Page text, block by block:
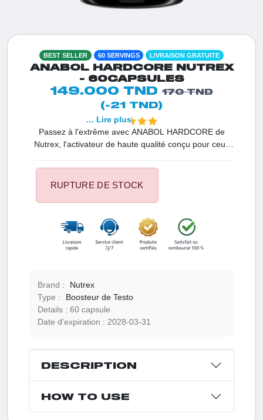
BEST SELLER 60 SERVINGS LIVRAISON GRATUITE
ANABOL HARDCORE NUTREX
- 60CAPSULES
149.000 TND 170 TND
(-21 TND)
Passez à l'extrême avec ANABOL HARDCORE de
Nutrex, l'activateur de haute qualité conçu pour ceux
c'est le premier choix pour déclencher une synthèse
protéique intense et obtenir ce look musclé ultra-sec et
absorption optimale pour garantir des résultats rapides
sur votre force et votre développement musculaire.
… Lire plus
RUPTURE DE STOCK
Brand :
Nutrex
Type :
Boosteur de Testo
Details :
60 capsule
Date d'expiration : 2028-03-31
DESCRIPTION
HOW TO USE